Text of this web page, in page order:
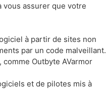
vous assurer que votre
à partir de sites non
par un code malveillant.
Outbyte AVarmor
et de pilotes mis à